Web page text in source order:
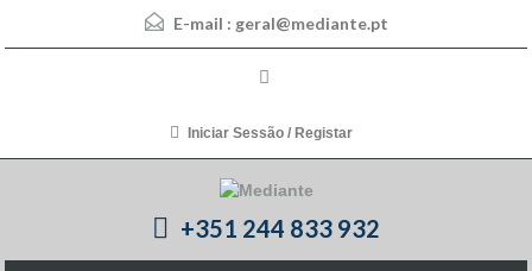
E-mail : geral@mediante.pt
Iniciar Sessão / Registar
+351 244 833 932